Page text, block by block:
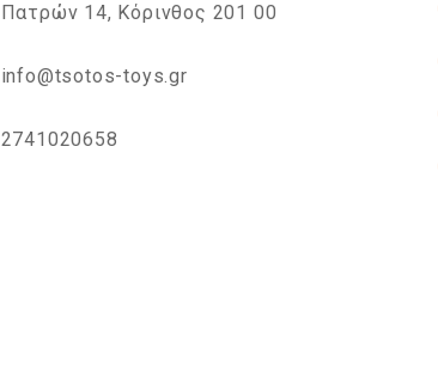
Πατρών 14, Κόρινθος 201 00
info@tsotos-toys.gr
2741020658